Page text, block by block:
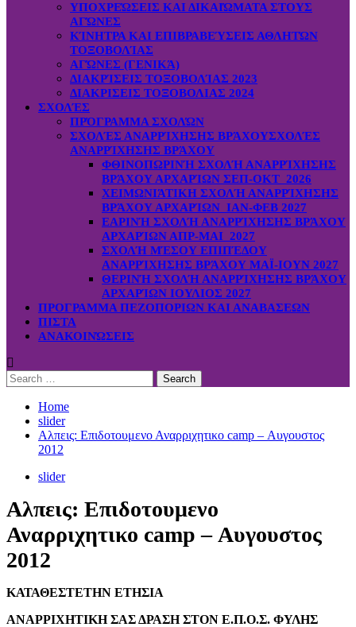
ΥΠΟΧΡΕΏΣΕΙΣ ΚΑΙ ΔΙΚΑΙΏΜΑΤΑ ΣΤΟΥΣ
ΑΓΏΝΕΣ
ΚΊΝΗΤΡΑ ΚΑΙ ΕΠΙΒΡΑΒΕΎΣΕΙΣ ΑΘΛΗΤΏΝ
ΤΟΞΟΒΟΛΊΑΣ
ΑΓΏΝΕΣ (ΓΕΝΙΚΆ)
ΔΙΑΚΡΊΣΕΙΣ ΤΟΞΟΒΟΛΊΑΣ 2023
ΔΙΑΚΡΙΣΕΙΣ ΤΟΞΟΒΟΛΙΑΣ 2024
ΣΧΟΛΈΣ
ΠΡΌΓΡΑΜΜΑ ΣΧΟΛΏΝ
ΣΧΟΛΈΣ ΑΝΑΡΡΊΧΗΣΗΣ ΒΡΆΧΟΥΣΧΟΛΈΣ
ΑΝΑΡΡΊΧΗΣΗΣ ΒΡΆΧΟΥ
ΦΘΙΝΟΠΩΡΙΝΉ ΣΧΟΛΉ ΑΝΑΡΡΊΧΗΣΗΣ
ΒΡΆΧΟΥ ΑΡΧΑΡΊΩΝ ΣΕΠ-ΟΚΤ 2026
ΧΕΙΜΩΝΙΆΤΙΚΗ ΣΧΟΛΉ ΑΝΑΡΡΊΧΗΣΗΣ
ΒΡΆΧΟΥ ΑΡΧΑΡΊΩΝ ΙΑΝ-ΦΕΒ 2027
ΕΑΡΙΝΉ ΣΧΟΛΉ ΑΝΑΡΡΊΧΗΣΗΣ ΒΡΆΧΟΥ
ΑΡΧΑΡΊΩΝ ΑΠΡ-ΜΑΙ 2027
ΣΧΟΛΉ ΜΈΣΟΥ ΕΠΙΠΈΔΟΥ
ΑΝΑΡΡΊΧΗΣΗΣ ΒΡΆΧΟΥ ΜΑΪ-ΙΟΥΝ 2027
ΘΕΡΙΝΉ ΣΧΟΛΉ ΑΝΑΡΡΊΧΗΣΗΣ ΒΡΆΧΟΥ
ΑΡΧΑΡΊΩΝ ΙΟΥΛΙΟΣ 2027
ΠΡΟΓΡΑΜΜΑ ΠΕΖΟΠΟΡΙΩΝ ΚΑΙ ΑΝΑΒΑΣΕΩΝ
ΠΙΣΤΑ
ΑΝΑΚΟΙΝΏΣΕΙΣ
Search
for:
Home
slider
Αλπεις: Επιδοτουμενο Αναρριχητικο camp – Αυγουστος
2012
slider
Αλπεις: Επιδοτουμενο
Αναρριχητικο camp – Αυγουστος
2012
ΚΑΤΑΘΕΣΤΕΤΗΝ ΕΤΗΣΙΑ
ΑΝΑΡΡΙΧΗΤΙΚΗ ΣΑΣ ΔΡΑΣΗ ΣΤΟΝ Ε.Π.Ο.Σ. ΦΥΛΗΣ